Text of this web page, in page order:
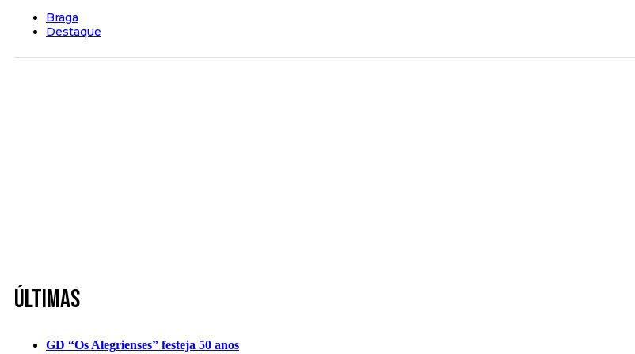
Braga
Destaque
Últimas
GD “Os Alegrienses” festeja 50 anos